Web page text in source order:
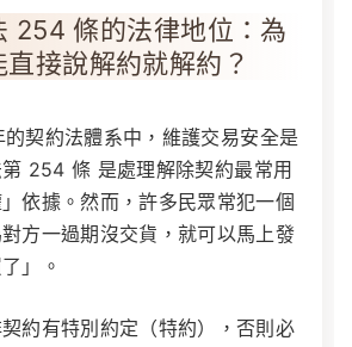
254 條的法律地位：為
接說解約就解約？
契約法體系中，維護交易安全是
254 條 是處理解除契約最常用
依據。然而，許多民眾常犯一個
方一過期沒交貨，就可以馬上發
」。
約有特別約定（特約），否則必